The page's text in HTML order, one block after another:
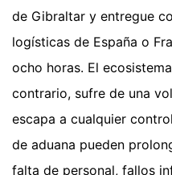
de Gibraltar y entregue
logísticas de España o
ocho horas. El
contrario, sufre de una
escapa a cualquier
de aduana pueden
falta de personal, fallos